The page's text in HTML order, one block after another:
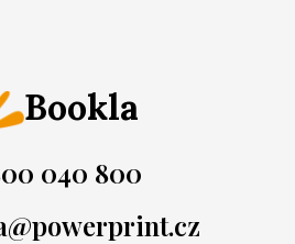
Bookla
040 800